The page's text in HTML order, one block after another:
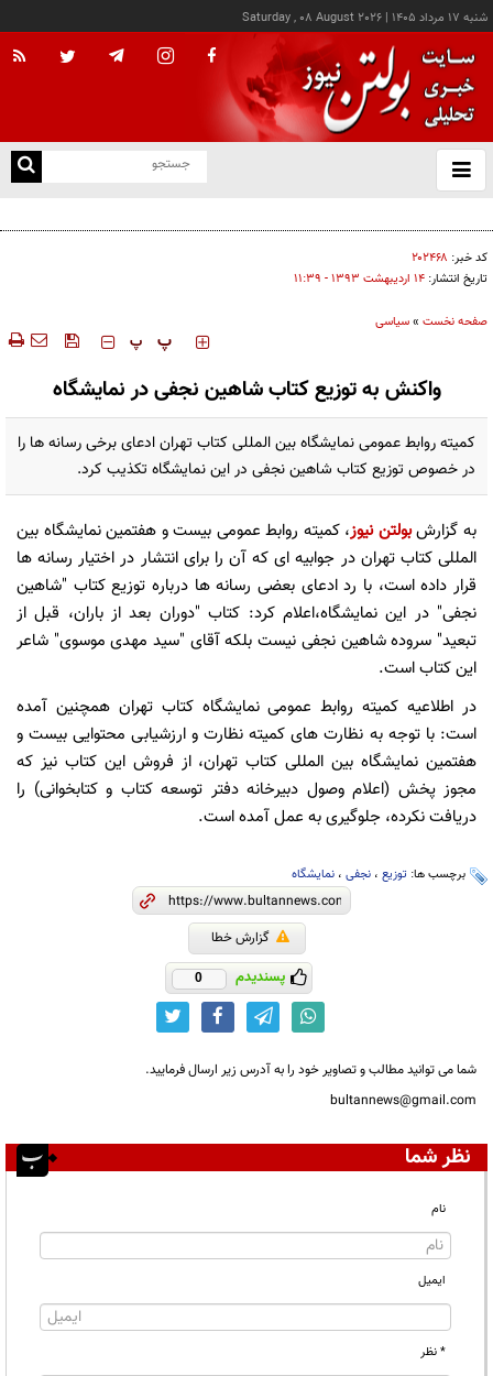
شنبه ۱۷ مرداد ۱۴۰۵ |
Saturday , 08 August 2026
باز
و
کد خبر: ۲۰۲۴۶۸
تاریخ انتشار: ۱۴ ارديبهشت ۱۳۹۳ - ۱۱:۳۹
صفحه نخست »سیاسی
‍‍‍ پ پ
واکنش به توزیع کتاب شاهین نجفی در نمایشگاه
کمیته روابط عمومی نمایشگاه بین المللی کتاب تهران ادعای برخی رسانه ها را
در خصوص توزیع کتاب شاهین نجفی در این نمایشگاه تکذیب کرد.
به گزارشبولتن نیوز، کمیته روابط عمومی بیست و هفتمین نمایشگاه بین
المللی کتاب تهران در جوابیه ای که آن را برای انتشار در اختیار رسانه ها
قرار داده است، با رد ادعای بعضی رسانه ها درباره توزیع کتاب "شاهین
نجفی" در این نمایشگاه،اعلام کرد: کتاب "دوران بعد از باران، قبل از
تبعید" سروده شاهین نجفی نیست بلکه آقای "سید مهدی موسوی" شاعر
این کتاب است.
در اطلاعیه کمیته روابط عمومی نمایشگاه کتاب تهران همچنین آمده
است: با توجه به نظارت های کمیته نظارت و ارزشیابی محتوایی بیست و
هفتمین نمایشگاه بین المللی کتاب تهران، از فروش این کتاب نیز که
مجوز پخش (اعلام وصول دبیرخانه دفتر توسعه کتاب و کتابخوانی) را
دریافت نکرده، جلوگیری به عمل آمده است.
برچسب ها: توزیع ، نجفی ، نمایشگاه
گزارش خطا
پسندیدم 0
شما می توانید مطالب و تصاویر خود را به آدرس زیر ارسال فرمایید.
bultannews@gmail.com
نظر شما
نام
ایمیل
* نظر